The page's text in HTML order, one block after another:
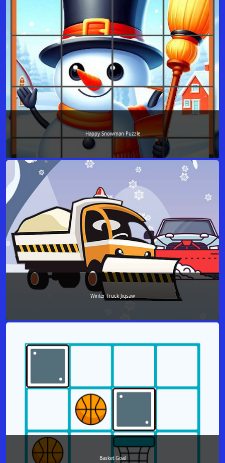
Happy Snowman Puzzle
Winter Truck Jigsaw
Basket Goal